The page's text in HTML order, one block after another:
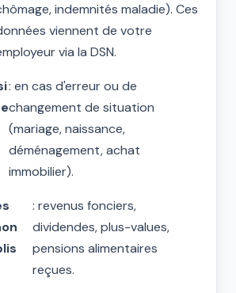
indemnités maladie). Ces
viennent de votre
via la DSN.
: en cas d'erreur ou de
changement de situation
(mariage, naissance,
déménagement, achat
immobilier).
: revenus fonciers,
dividendes, plus-values,
pensions alimentaires
reçues.